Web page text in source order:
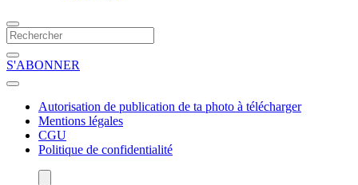
S'ABONNER
Autorisation de publication de ta photo à télécharger
Mentions légales
CGU
Politique de confidentialité